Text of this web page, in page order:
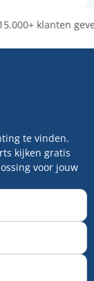
klanten
te vinden.
kijken gratis
voor jouw